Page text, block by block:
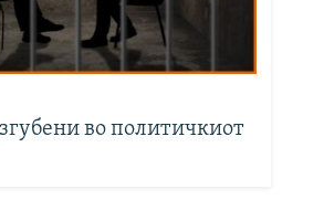
во политичкиот